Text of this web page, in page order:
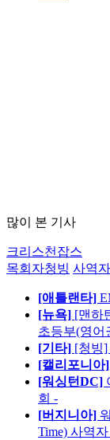
많이 본 기사
크리스천잡스
목회자청빙 사역
[애틀랜타]
[뉴욕] [맨하
초등부(영어
[기타] [청빙]
[캘리포니아]
[워싱턴DC]
회 -
[버지니아]
Time) 사역